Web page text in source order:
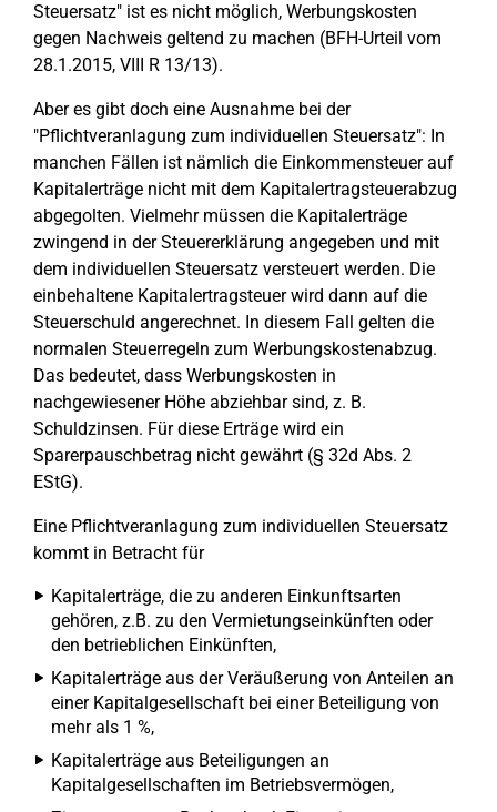
Steuersatz" ist es nicht möglich, Werbungskosten
gegen Nachweis geltend zu machen (BFH-Urteil vom
28.1.2015, VIII R 13/13).
Aber es gibt doch eine Ausnahme bei der
"Pflichtveranlagung zum individuellen Steuersatz": In
manchen Fällen ist nämlich die Einkommensteuer auf
Kapitalerträge nicht mit dem Kapitalertragsteuerabzug
abgegolten. Vielmehr müssen die Kapitalerträge
zwingend in der Steuererklärung angegeben und mit
dem individuellen Steuersatz versteuert werden. Die
einbehaltene Kapitalertragsteuer wird dann auf die
Steuerschuld angerechnet. In diesem Fall gelten die
normalen Steuerregeln zum Werbungskostenabzug.
Das bedeutet, dass Werbungskosten in
nachgewiesener Höhe abziehbar sind, z. B.
Schuldzinsen. Für diese Erträge wird ein
Sparerpauschbetrag nicht gewährt (§ 32d Abs. 2
EStG).
Eine Pflichtveranlagung zum individuellen Steuersatz
kommt in Betracht für
Kapitalerträge, die zu anderen Einkunftsarten
gehören, z.B. zu den Vermietungseinkünften oder
den betrieblichen Einkünften,
Kapitalerträge aus der Veräußerung von Anteilen an
einer Kapitalgesellschaft bei einer Beteiligung von
mehr als 1 %,
Kapitalerträge aus Beteiligungen an
Kapitalgesellschaften im Betriebsvermögen,